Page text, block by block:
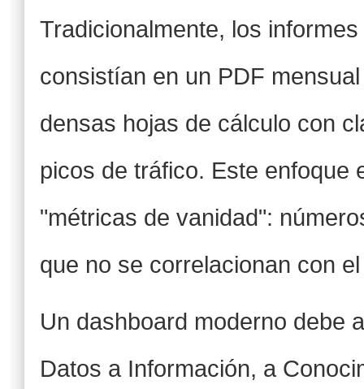
Tradicionalmente, los
consistían en un PDF
densas hojas de cálculo con
picos de tráfico. Este enfoque
"métricas de vanidad":
que no se correlacionan con
Un dashboard moderno debe
Datos a Información, a